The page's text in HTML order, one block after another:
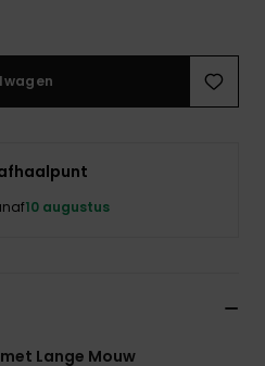
10 augustus
Lange Mouw